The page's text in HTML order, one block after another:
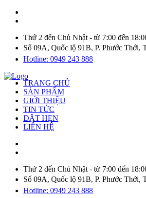
Thứ 2 đến Chủ Nhật - từ 7:00 đến
Số 09A, Quốc lộ 91B, P. Phước Thới,
Hotline: 0949 243 888
TRANG CHỦ
SẢN PHẨM
GIỚI THIỆU
TIN TỨC
ĐẶT HẸN
LIÊN HỆ
Thứ 2 đến Chủ Nhật - từ 7:00 đến
Số 09A, Quốc lộ 91B, P. Phước Thới,
Hotline: 0949 243 888